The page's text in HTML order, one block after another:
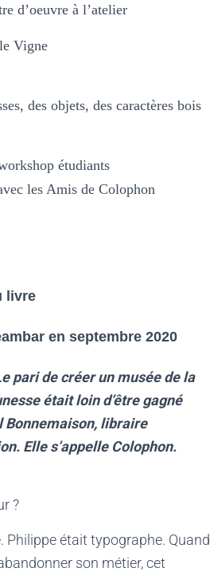
d’oeuvre à l’atelier
Vigne
des objets, des caractères bois
étudiants
les Amis de Colophon
livre
en septembre 2020
pari de créer un musée de la
était loin d’être gagné
Bonnemaison, libraire
Elle s’appelle Colophon.
?
Philippe était typographe. Quand
son métier, cet